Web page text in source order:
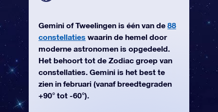
Gemini of Tweelingen is één van de 88
constellaties waarin de hemel door
moderne astronomen is opgedeeld.
Het behoort tot de Zodiac groep van
constellaties. Gemini is het best te
zien in februari (vanaf breedtegraden
+90° tot -60°).